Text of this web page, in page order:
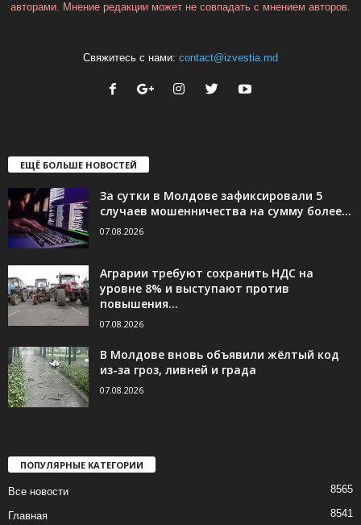
авторами. Мнение редакции может не совпадать с мнением авторов.
Свяжитесь с нами: contact@izvestia.md
ЕЩЁ БОЛЬШЕ НОВОСТЕЙ
За сутки в Молдове зафиксировали 5
случаев мошенничества на сумму более...
07.08.2026
Аграрии требуют сохранить НДС на
уровне 8% и выступают против
повышения...
07.08.2026
В Молдове вновь объявили жёлтый код
из-за гроз, ливней и града
07.08.2026
ПОПУЛЯРНЫЕ КАТЕГОРИИ
Все новости 8565
Главная 8541